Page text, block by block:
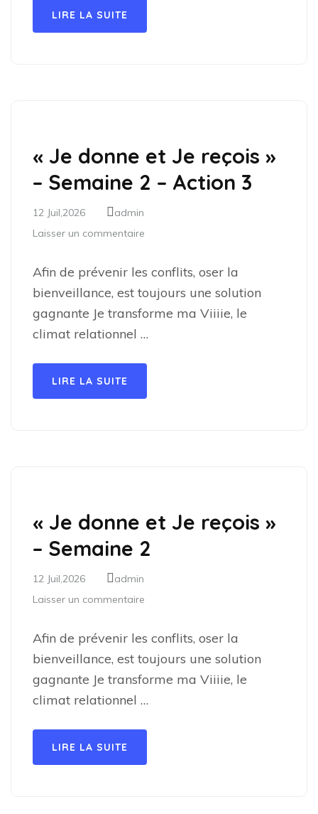
LIRE LA SUITE
« Je donne et Je reçois »
– Semaine 2 – Action 3
12 Juil,2026
admin
Laisser un commentaire
Afin de prévenir les conflits, oser la
bienveillance, est toujours une solution
gagnante Je transforme ma Viiiie, le
climat relationnel …
LIRE LA SUITE
« Je donne et Je reçois »
– Semaine 2
12 Juil,2026
admin
Laisser un commentaire
Afin de prévenir les conflits, oser la
bienveillance, est toujours une solution
gagnante Je transforme ma Viiiie, le
climat relationnel …
LIRE LA SUITE